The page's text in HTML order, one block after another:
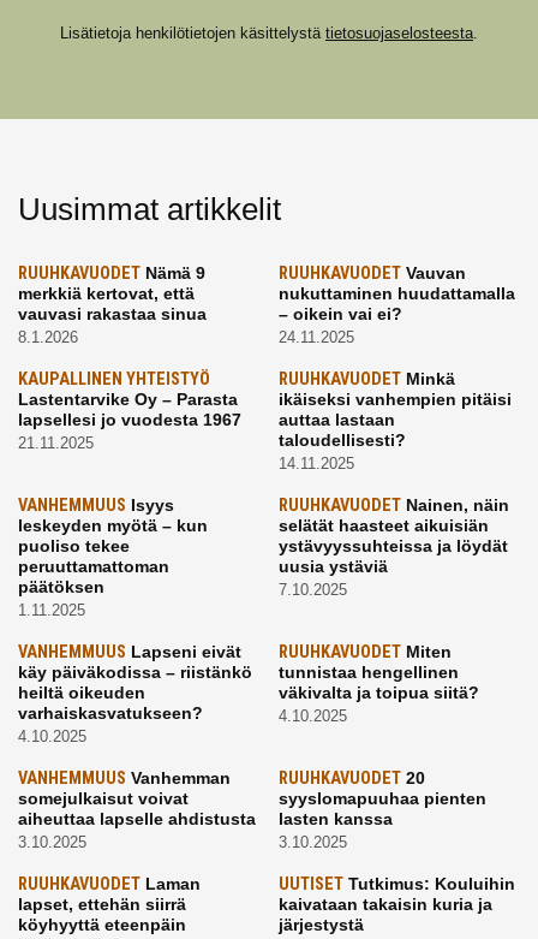
Lisätietoja henkilötietojen käsittelystä tietosuojaselosteesta
Uusimmat artikkelit
RUUHKAVUODET Nämä 9
merkkiä kertovat, että
vauvasi rakastaa sinua
8.1.2026
RUUHKAVUODETVauvan
nukuttaminen huudattamalla
– oikein vai ei?
24.11.2025
KAUPALLINEN YHTEISTYÖ
Lastentarvike Oy – Parasta
lapsellesi jo vuodesta 1967
21.11.2025
RUUHKAVUODETMinkä
ikäiseksi vanhempien pitäisi
auttaa lastaan
taloudellisesti?
14.11.2025
VANHEMMUUS Isyys
leskeyden myötä – kun
puoliso tekee
peruuttamattoman
päätöksen
1.11.2025
RUUHKAVUODETNainen, näin
selätät haasteet aikuisiän
ystävyyssuhteissa ja löydät
uusia ystäviä
7.10.2025
VANHEMMUUS Lapseni eivät
käy päiväkodissa – riistänkö
heiltä oikeuden
varhaiskasvatukseen?
4.10.2025
RUUHKAVUODETMiten
tunnistaa hengellinen
väkivalta ja toipua siitä?
4.10.2025
VANHEMMUUS Vanhemman
somejulkaisut voivat
aiheuttaa lapselle ahdistusta
3.10.2025
RUUHKAVUODET20
syyslomapuuhaa pienten
lasten kanssa
3.10.2025
RUUHKAVUODET Laman
lapset, ettehän siirrä
köyhyyttä eteenpäin
UUTISETTutkimus: Kouluihin
kaivataan takaisin kuria ja
järjestystä